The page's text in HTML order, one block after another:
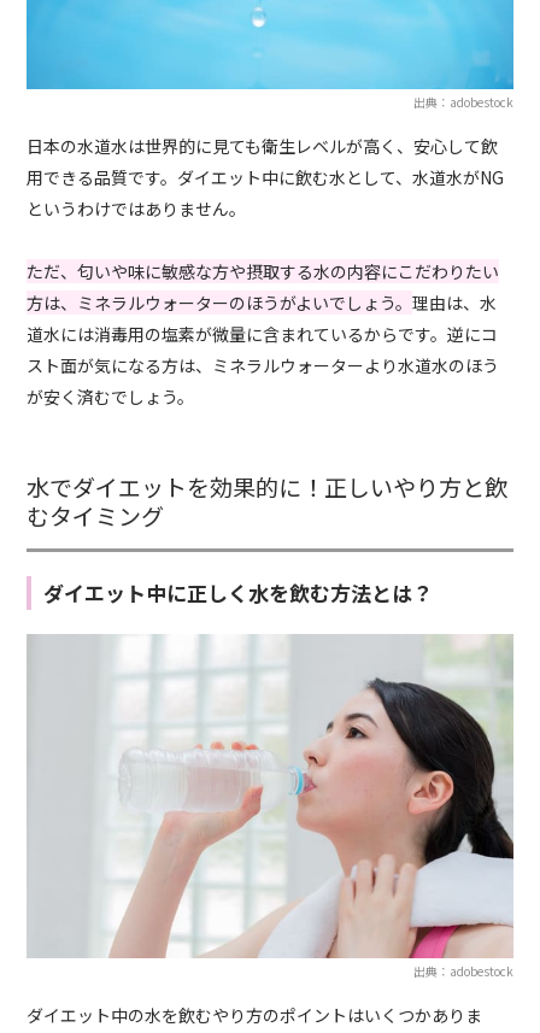
出典：adobestock
日本の水道水は世界的に見ても衛生レベルが高く、安心して飲
用できる品質です。ダイエット中に飲む水として、水道水がNG
というわけではありません。
ただ、匂いや味に敏感な方や摂取する水の内容にこだわりたい
方は、ミネラルウォーターのほうがよいでしょう。理由は、水
道水には消毒用の塩素が微量に含まれているからです。逆にコ
スト面が気になる方は、ミネラルウォーターより水道水のほう
が安く済むでしょう。
水でダイエットを効果的に！正しいやり方と飲
むタイミング
ダイエット中に正しく水を飲む方法とは？
出典：adobestock
ダイエット中の水を飲むやり方のポイントはいくつかありま